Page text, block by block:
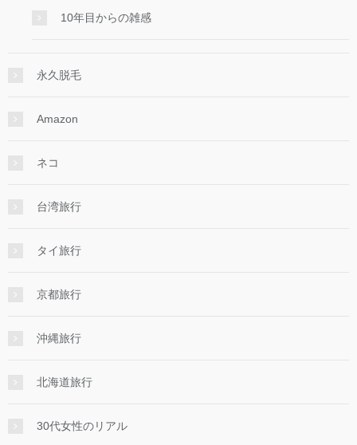
10年目からの雑感
永久脱毛
Amazon
ネコ
台湾旅行
タイ旅行
京都旅行
沖縄旅行
北海道旅行
30代女性のリアル